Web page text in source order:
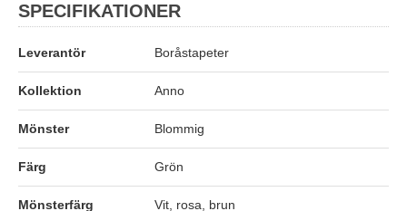
SPECIFIKATIONER
Leverantör Boråstapeter
Kollektion Anno
Mönster Blommig
Färg Grön
Mönsterfärg Vit, rosa, brun